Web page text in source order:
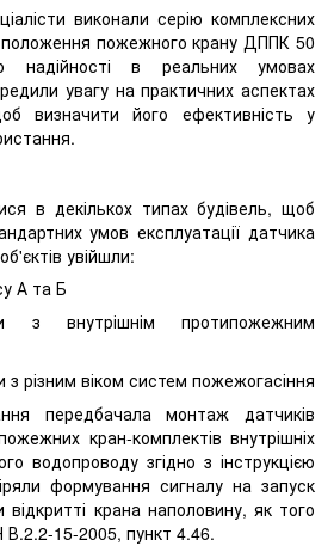
виконали серію комплексних
пожежного крану ДППК 50
надійності в реальних умовах
увагу на практичних аспектах
визначити його ефективність у
в декількох типах будівель, щоб
умов експлуатації датчика
увійшли:
А та Б
з внутрішнім протипожежним
різним віком систем пожежогасіння
передбачала монтаж датчиків
кран-комплектів внутрішніх
водопроводу згідно з інструкцією
формування сигналу на запуск
крана наполовину, як того
15-2005, пункт 4.46.